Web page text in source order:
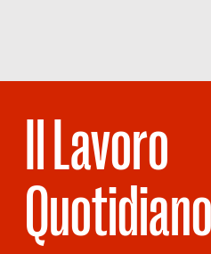
Il Lavoro
Quotidiano